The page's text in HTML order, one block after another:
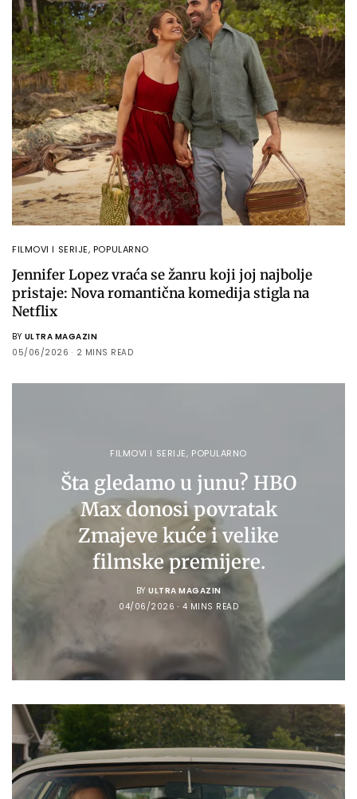
FILMOVI I SERIJE, POPULARNO
Jennifer Lopez vraća se žanru koji joj najbolje
pristaje: Nova romantična komedija stigla na
Netflix
BY ULTRA MAGAZIN
05/06/2026
2 MINS READ
FILMOVI I SERIJE, POPULARNO
Šta gledamo u junu? HBO
Max donosi povratak
Zmajeve kuće i velike
filmske premijere.
BY ULTRA MAGAZIN
04/06/2026
4 MINS READ